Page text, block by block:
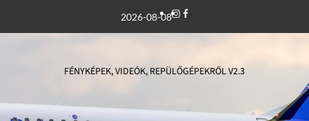
2026-08-08Instagram
Facebook
FÉNYKÉPEK, VIDEÓK, REPÜLŐGÉPEKRŐL V2.3